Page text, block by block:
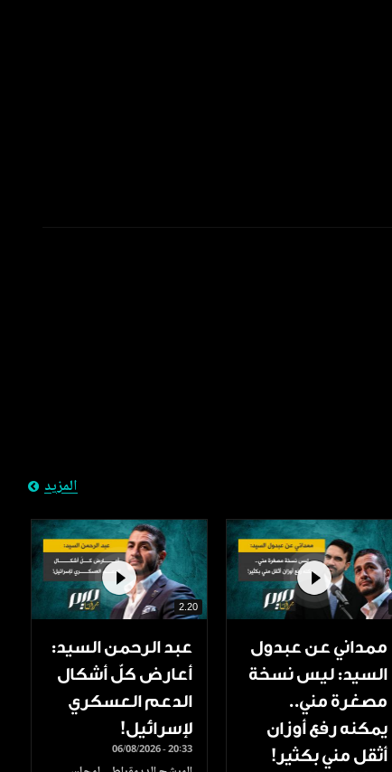
المزيد
ممداني عن عبدول
السيد: ليس نسخة
مصغرة مني..
يمكنه رفع أوزان
أثقل مني بكثير!
2.20
عبد الرحمن السيد:
أعارض كلّ أشكال
الدعم العسكري
لإسرائيل!
06/08/2026 - 20:33